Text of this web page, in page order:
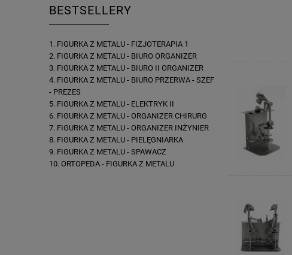
BESTSELLERY
FIGURKA Z METALU - FIZJOTERAPIA 1
FIGURKA Z METALU - BIURO ORGANIZER
FIGURKA Z METALU - BIURO II ORGANIZER
FIGURKA Z METALU - BIURO PRZERWA - SZEF
- PREZES
FIGURKA Z METALU - ELEKTRYK II
FIGURKA Z METALU - ORGANIZER CHIRURG
FIGURKA Z METALU - ORGANIZER INŻYNIER
FIGURKA Z METALU - PIELĘGNIARKA
FIGURKA Z METALU - SPAWACZ
ORTOPEDA - FIGURKA Z METALU